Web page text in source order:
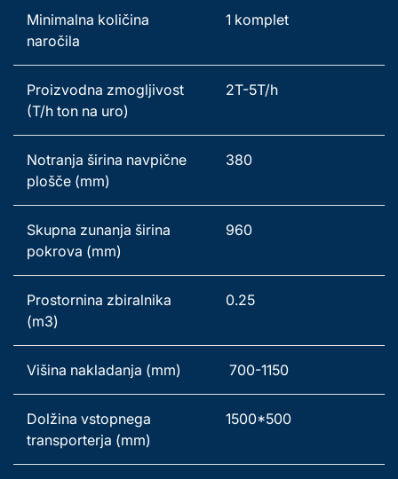
Minimalna količina
naročila
1 komplet
Proizvodna zmogljivost
(T/h ton na uro)
2T-5T/h
Notranja širina navpične
plošče (mm)
380
Skupna zunanja širina
pokrova (mm)
960
Prostornina zbiralnika
(m3)
0.25
Višina nakladanja (mm) 700-1150
Dolžina vstopnega
transporterja (mm)
1500*500